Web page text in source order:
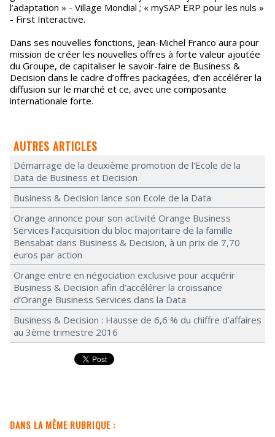
l’adaptation » - Village Mondial ; « mySAP ERP pour les nuls »
- First Interactive.
Dans ses nouvelles fonctions, Jean-Michel Franco aura pour
mission de créer les nouvelles offres à forte valeur ajoutée
du Groupe, de capitaliser le savoir-faire de Business &
Decision dans le cadre d’offres packagées, d’en accélérer la
diffusion sur le marché et ce, avec une composante
internationale forte.
AUTRES ARTICLES
Démarrage de la deuxième promotion de l'Ecole de la
Data de Business et Decision
Business & Decision lance son Ecole de la Data
Orange annonce pour son activité Orange Business
Services l’acquisition du bloc majoritaire de la famille
Bensabat dans Business & Decision, à un prix de 7,70
euros par action
Orange entre en négociation exclusive pour acquérir
Business & Decision afin d’accélérer la croissance
d’Orange Business Services dans la Data
Business & Decision : Hausse de 6,6 % du chiffre d’affaires
au 3ème trimestre 2016
DANS LA MÊME RUBRIQUE :